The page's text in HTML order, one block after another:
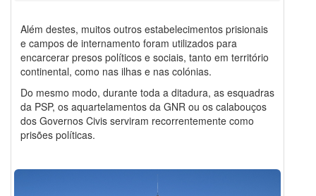
Além destes, muitos outros estabelecimentos prisionais
e campos de internamento foram utilizados para
encarcerar presos políticos e sociais, tanto em território
continental, como nas ilhas e nas colónias.
Do mesmo modo, durante toda a ditadura, as esquadras
da PSP, os aquartelamentos da GNR ou os calabouços
dos Governos Civis serviram recorrentemente como
prisões políticas.